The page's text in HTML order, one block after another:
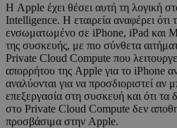
Η Apple έχει θέσει αυτή τη λογική
Intelligence. Η εταιρεία αναφέρει ότι
ενσωματωμένο σε iPhone, iPad και
της συσκευής, με πιο σύνθετα
Private Cloud Compute που
απορρήτου της Apple για το iPhone
αναλύονται για να προσδιοριστεί
επεξεργασία στη συσκευή και ότι τα
στο Private Cloud Compute δεν
προσβάσιμα στην Apple.